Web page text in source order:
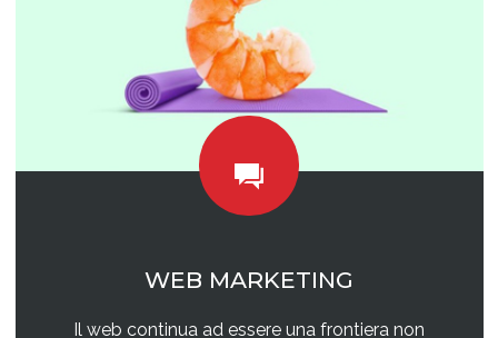
WEB MARKETING
Il web continua ad essere una frontiera non